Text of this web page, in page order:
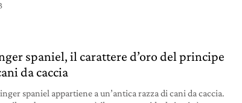
spaniel, il carattere d’oro del principe
da caccia
spaniel appartiene a un’antica razza di cani da caccia.